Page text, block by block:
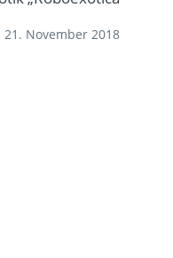
21. November 2018